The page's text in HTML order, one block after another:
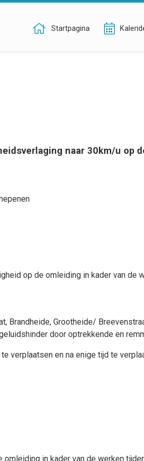
Startpagina
naar 30km/u op
op de omleiding in kader van de
Grootheide/
door optrekkende en
verplaatsen en na enige tijd te
in kader van de werken